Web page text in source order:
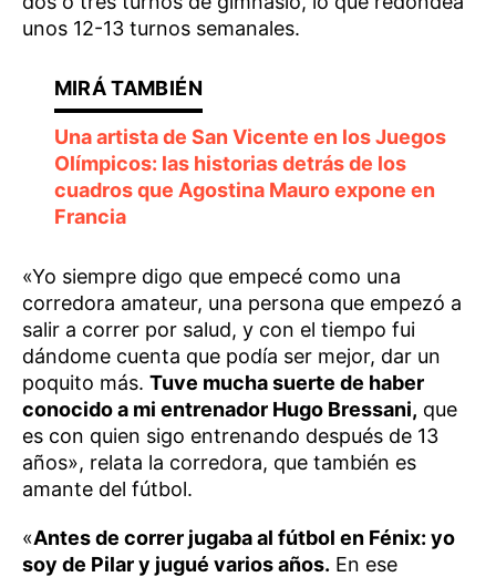
unos 12-13 turnos semanales.
Una artista de San Vicente en los Juegos
Olímpicos: las historias detrás de los
cuadros que Agostina Mauro expone en
Francia
«Yo siempre digo que empecé como una
corredora amateur, una persona que empezó a
salir a correr por salud, y con el tiempo fui
dándome cuenta que podía ser mejor, dar un
poquito más. Tuve mucha suerte de haber
conocido a mi entrenador Hugo Bressani, que
es con quien sigo entrenando después de 13
años», relata la corredora, que también es
amante del fútbol.
«Antes de correr jugaba al fútbol en Fénix: yo
soy de Pilar y jugué varios años. En ese